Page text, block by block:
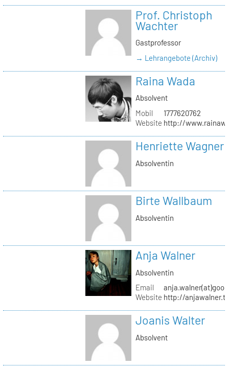
Prof. Christoph
Wachter
Gastprofessor
→ Lehrangebote (Archiv)
Raina Wada
Absolvent
Mobil
1777620762
Website http://
Henriette Wagner
Absolventin
Birte Wallbaum
Absolventin
Anja Walner
Absolventin
Email
Website http://
Joanis Walter
Absolvent